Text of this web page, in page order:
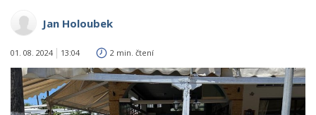
Jan Holoubek
01. 08. 2024 13:04 2 min. čtení